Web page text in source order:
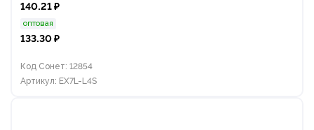
140.21 ₽
оптовая
133.30 ₽
Код Сонет: 12854
Артикул: EX7L-L4S